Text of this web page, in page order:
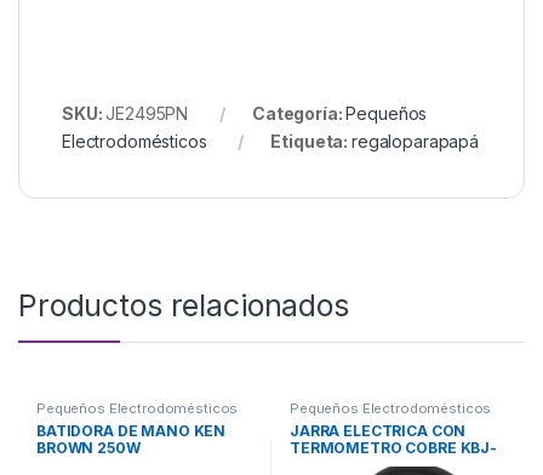
SKU:JE2495PN Categoría:Pequeños
Electrodomésticos
Etiqueta: regaloparapapá
Productos relacionados
Pequeños Electrodomésticos
BATIDORA DE MANO KEN
BROWN 250W
Pequeños Electrodomésticos
JARRA ELECTRICA CON
TERMOMETRO COBRE KBJ-
126 D KEN BROWN